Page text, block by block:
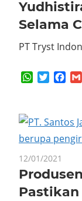
Selama
PT Tryst
WhatsApp
Twitter
12/01/2021
Pastikan